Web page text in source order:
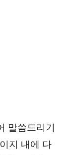
말씀드리기
지 내에 다